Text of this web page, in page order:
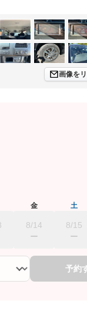
画像を
金
8/14
土
8/15
予約